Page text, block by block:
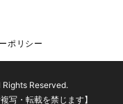
ポリシー
Reserved.
写・転載を禁じます】